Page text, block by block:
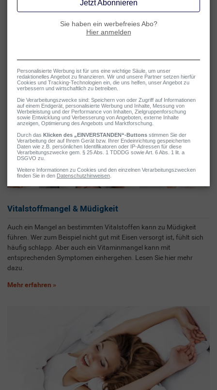
Bewegungsmangel und die falsche Ernährung können dazu führen,
mehr über die Ursachen und häufige Begleitsymptome von
Vitalstoffmangel & Müdigkeit
Auch ein Mangel an bestimmten Vitalstoffen kann zu Müdigkeit
führen. Wer zum Beispiel nicht gut mit Eisen versorgt ist, fühlt sich
häufig schlapp. Aber auch ein Vitaminmangel kann mit
entsprechenden Symptomen einhergehen. Lesen Sie hier mehr
dazu.
Mehr erfahren